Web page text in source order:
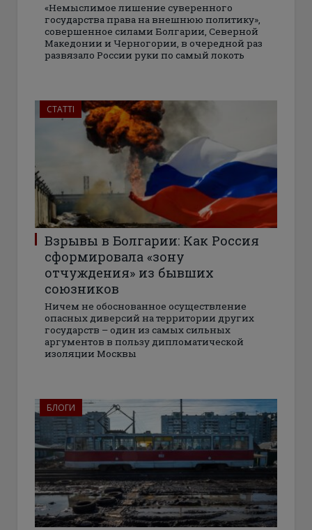
«Немыслимое лишение суверенного
государства права на внешнюю политику»,
совершенное силами Болгарии, Северной
Македонии и Черногории, в очередной раз
развязало России руки по самый локоть
СТАТТІ
Взрывы в Болгарии: Как Россия
сформировала «зону
отчуждения» из бывших
союзников
Ничем не обоснованное осуществление
опасных диверсий на территории других
государств – один из самых сильных
аргументов в пользу дипломатической
изоляции Москвы
БЛОГИ